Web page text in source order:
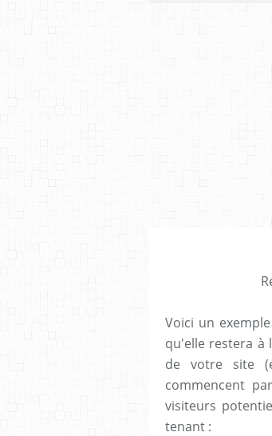
Voici un
qu'elle restera à
de votre site
commencent
visiteurs
tenant :